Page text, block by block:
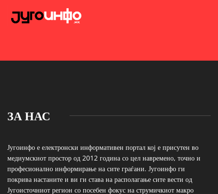
ЗА НАС
Југоинфо е електронски информативен портал кој е присутен во
медиумскиот простор од 2012 година со цел навремено, точно и
професионално информирање на сите граѓани. Југоинфо ги
покрива настаните и ви ги става на располагање сите вести од
Југоисточниот регион со посебен фокус на струмичкиот макро